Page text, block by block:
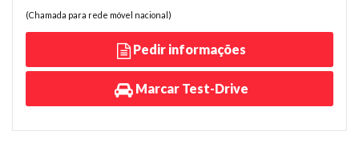
(Chamada para rede móvel nacional)
Pedir informações
Marcar Test-Drive